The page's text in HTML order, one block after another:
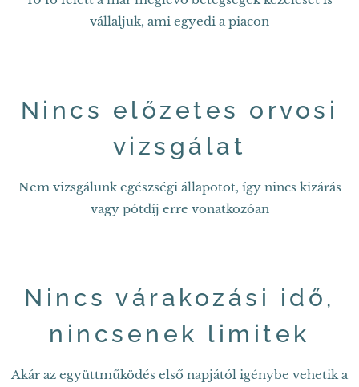
vállaljuk, ami egyedi a piacon
Nincs előzetes orvosi
vizsgálat
Nem vizsgálunk egészségi állapotot, így nincs kizárás
vagy pótdíj erre vonatkozóan
Nincs várakozási idő,
nincsenek limitek
Akár az együttműködés első napjától igénybe vehetik a